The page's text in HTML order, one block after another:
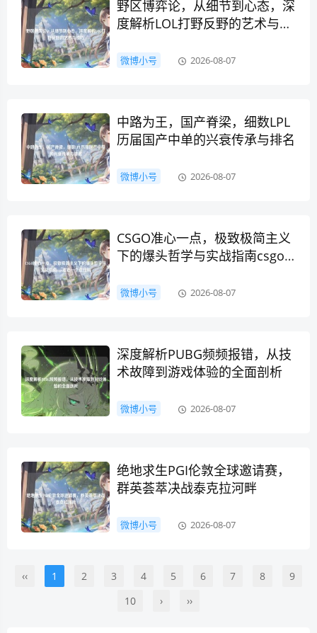
野区博弈论，从细节到心态，深
度解析LOL打野反野的艺术与技
微博小号 2026-08-07
中路为王，国产脊梁，细数LPL
历届国产中单的兴衰传承与排名
微博小号 2026-08-07
CSGO准心一点，极致极简主义
下的爆头哲学与实战指南csgo
微博小号 2026-08-07
深度解析PUBG频频报错，从技
术故障到游戏体验的全面剖析
微博小号 2026-08-07
绝地求生PGI伦敦全球邀请赛，
群英荟萃决战泰克拉河畔
微博小号 2026-08-07
‹‹ 1 2 3 4 5 6 7 8
9
10
› ››